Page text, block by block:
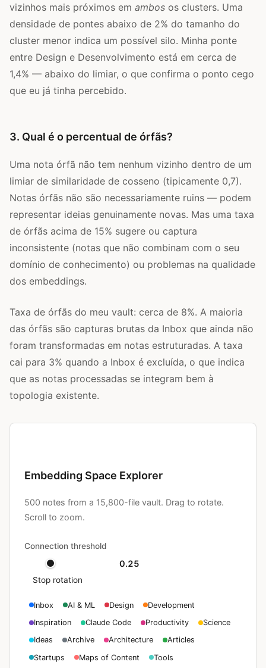
vizinhos mais próximos em ambos os clusters. Uma
densidade de pontes abaixo de 2% do tamanho do
cluster menor indica um possível silo. Minha ponte
entre Design e Desenvolvimento está em cerca de
1,4% — abaixo do limiar, o que confirma o ponto cego
que eu já tinha percebido.
3. Qual é o percentual de órfãs?
Uma nota órfã não tem nenhum vizinho dentro de um
limiar de similaridade de cosseno (tipicamente 0,7).
Notas órfãs não são necessariamente ruins — podem
representar ideias genuinamente novas. Mas uma taxa
de órfãs acima de 15% sugere ou captura
inconsistente (notas que não combinam com o seu
domínio de conhecimento) ou problemas na qualidade
dos embeddings.
Taxa de órfãs do meu vault: cerca de 8%. A maioria
das órfãs são capturas brutas da Inbox que ainda não
foram transformadas em notas estruturadas. A taxa
cai para 3% quando a Inbox é excluída, o que indica
que as notas processadas se integram bem à
topologia existente.
Embedding Space Explorer
500 notes from a 15,800-file vault. Drag to rotate.
Scroll to zoom.
Connection threshold
0.25
Stop rotation
Inbox AI & ML Design
Development
Inspiration
Claude Code Productivity
Science
Ideas
Archive Architecture
Articles
Startups
Maps of Content Tools